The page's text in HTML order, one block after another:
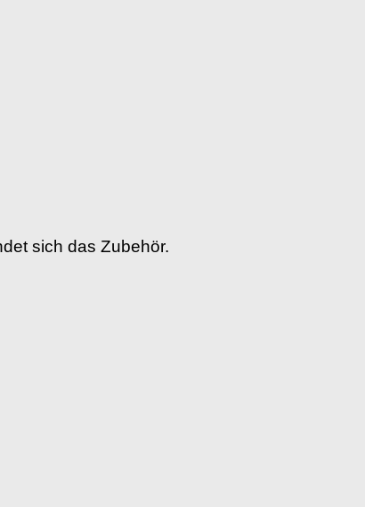
sich das Zubehör.